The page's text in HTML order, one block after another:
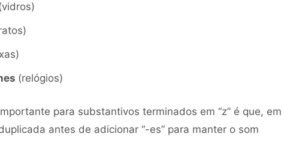
(relógios)
para substantivos terminados em “z” é que, em
antes de adicionar “-es” para manter o som